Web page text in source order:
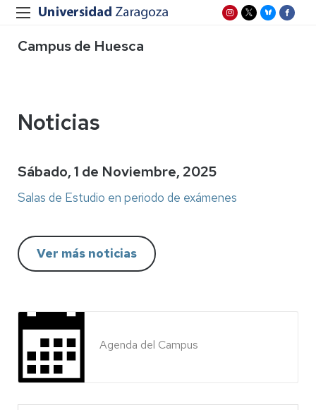
Campus de Huesca
Noticias
Sábado, 1 de Noviembre, 2025
Salas de Estudio en periodo de exámenes
Ver más noticias
Agenda del Campus